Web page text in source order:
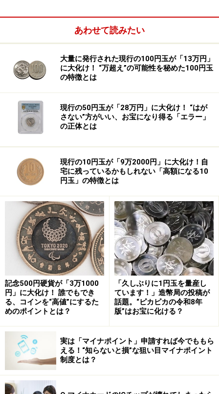
この投稿にSNSユーザーからは「こんなサービスあるん
保育園、小学校とかの家庭調査書にめちゃくちゃ使える
やつ…！」と驚きの声が相次いだ。
また「以前、町内会の役員（隣組長）になったときに利
用したわ」など実際にサービスを利用して助かったとい
う声も散見された。
近くにコンビニがない場合はこのサービ
ス！
ゼンリン 公式X
また別のポストでは「ご自宅やお勤め先などから住宅地
図を出力したい場合はこちらがおすすめです」ともコメ
ントし、「ゼンリン 住宅地図出力サービス」も案内し
あわせて読みたい
大量に発行された現行の100円玉が「13万円」
に大化け！ “万超え”の可能性を秘めた100円玉
の特徴とは
現行の50円玉が「28万円」に大化け！ “はが
さない”方がいい、お宝になり得る「エラー」
の正体とは
現行の10円玉が「9万2000円」に大化け！自
宅に残っているかもしれない「高額になる10
円玉」の特徴とは
記念500円硬貨が「3万1000
円」に大化け！ 誰でもでき
る、コインを“高値”にするた
めのポイントとは？
「久しぶりに1円玉を量産し
ています！」造幣局の投稿が
話題。“ピカピカの令和8年
版”はお宝に化ける？
実は「マイナポイント」申請すれば今でももら
える！“知らないと損”な狙い目マイナポイント
制度とは？